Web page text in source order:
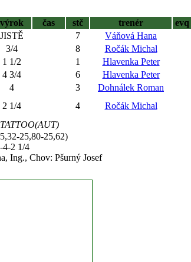
výrok čas stč trenér
evq
JISTĚ 7
Váňová Hana
3/4 8
Ročák Michal
1 1/2 1
Hlavenka Peter
4 3/4 6
Hlavenka Peter
4 3
Dohnálek Roman
2 1/4 4
Ročák Michal
25,80-25,62)
4-2 1/4
Ing., Chov: Pšurný Josef